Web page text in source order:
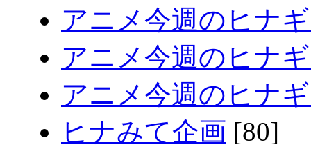
アニメ今週のヒナ
アニメ今週のヒナ
アニメ今週のヒナ
ヒナみて企画 [80]